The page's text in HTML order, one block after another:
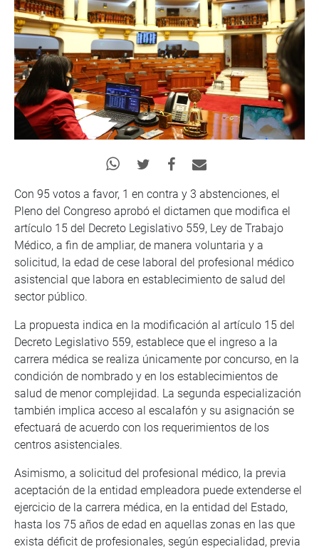
Con 95 votos a favor, 1 en contra y 3 abstenciones, el
Pleno del Congreso aprobó el dictamen que modifica el
artículo 15 del Decreto Legislativo 559, Ley de Trabajo
Médico, a fin de ampliar, de manera voluntaria y a
solicitud, la edad de cese laboral del profesional médico
asistencial que labora en establecimiento de salud del
sector público.
La propuesta indica en la modificación al artículo 15 del
Decreto Legislativo 559, establece que el ingreso a la
carrera médica se realiza únicamente por concurso, en la
condición de nombrado y en los establecimientos de
salud de menor complejidad. La segunda especialización
también implica acceso al escalafón y su asignación se
efectuará de acuerdo con los requerimientos de los
centros asistenciales.
Asimismo, a solicitud del profesional médico, la previa
aceptación de la entidad empleadora puede extenderse el
ejercicio de la carrera médica, en la entidad del Estado,
hasta los 75 años de edad en aquellas zonas en las que
exista déficit de profesionales, según especialidad, previa